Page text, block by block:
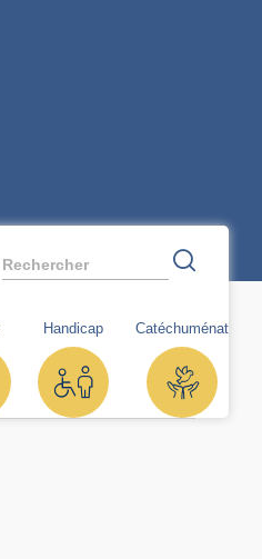
Rechercher
Handicap Catéchuménat